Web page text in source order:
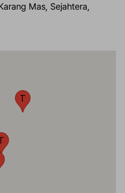
Mas, Sejahtera,
T